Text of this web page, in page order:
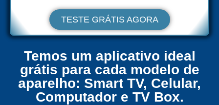
TESTE GRÁTIS AGORA
Temos um aplicativo ideal
grátis para cada modelo de
aparelho: Smart TV, Celular,
Computador e TV Box.